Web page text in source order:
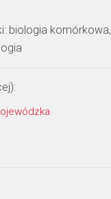
biologia komórkowa,